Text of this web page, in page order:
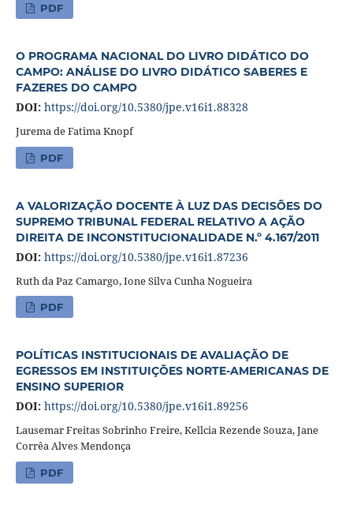
PDF
O PROGRAMA NACIONAL DO LIVRO DIDÁTICO DO
CAMPO: ANÁLISE DO LIVRO DIDÁTICO SABERES E
FAZERES DO CAMPO
DOI: https://doi.org/10.5380/jpe.v16i1.88328
Jurema de Fatima Knopf
PDF
A VALORIZAÇÃO DOCENTE À LUZ DAS DECISÕES DO
SUPREMO TRIBUNAL FEDERAL RELATIVO A AÇÃO
DIREITA DE INCONSTITUCIONALIDADE N.º 4.167/2011
DOI: https://doi.org/10.5380/jpe.v16i1.87236
Ruth da Paz Camargo, Ione Silva Cunha Nogueira
PDF
POLÍTICAS INSTITUCIONAIS DE AVALIAÇÃO DE
EGRESSOS EM INSTITUIÇÕES NORTE-AMERICANAS DE
ENSINO SUPERIOR
DOI: https://doi.org/10.5380/jpe.v16i1.89256
Lausemar Freitas Sobrinho Freire, Kellcia Rezende Souza, Jane
Corrêa Alves Mendonça
PDF